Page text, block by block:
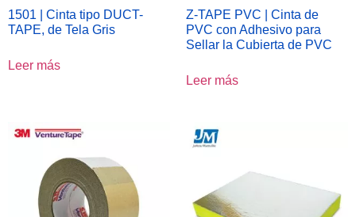
1501 | Cinta tipo DUCT-
TAPE, de Tela Gris
Leer más
Z-TAPE PVC | Cinta de
PVC con Adhesivo para
Sellar la Cubierta de PVC
Leer más